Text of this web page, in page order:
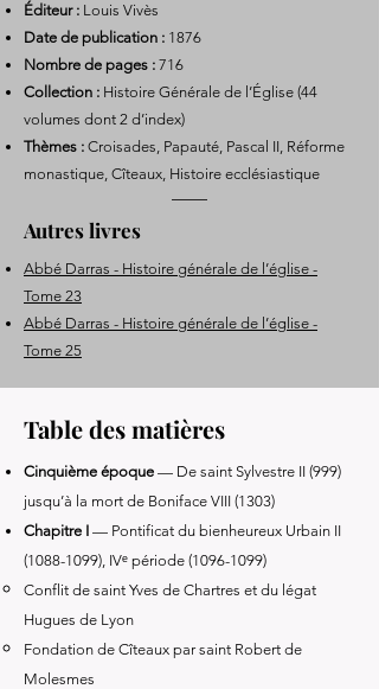
Éditeur : Louis Vivès
Date de publication : 1876
Nombre de pages : 716
Collection : Histoire Générale de l’Église (44
volumes dont 2 d’index)
Thèmes : Croisades, Papauté, Pascal II, Réforme
monastique, Cîteaux, Histoire ecclésiastique
Autres livres
Abbé Darras - Histoire générale de l’église -
Tome 23
Abbé Darras - Histoire générale de l’église -
Tome 25
Table des matières
Cinquième époque — De saint Sylvestre II (999)
jusqu’à la mort de Boniface VIII (1303)
Chapitre I — Pontificat du bienheureux Urbain II
(1088-1099), IVᵉ période (1096-1099)
Conflit de saint Yves de Chartres et du légat
Hugues de Lyon
Fondation de Cîteaux par saint Robert de
Molesmes